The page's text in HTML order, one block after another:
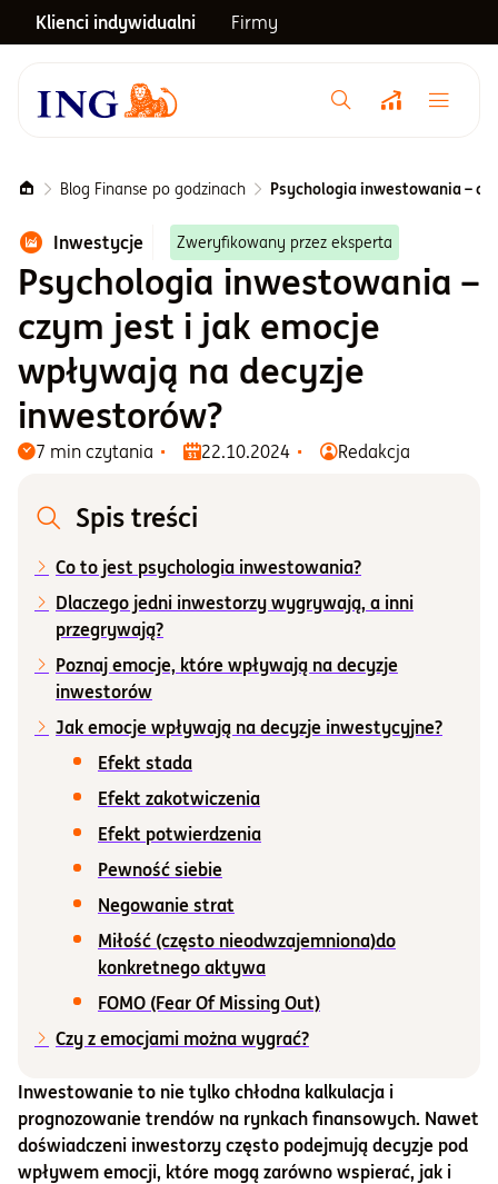
Klienci indywidualni Firmy
Menu główne
Notowania
Emerytura
Inwestycje
Blog
O nas
Blog Finanse po godzinach Psychologia inwestowania –
Inwestycje Zweryfikowany przez eksperta
Psychologia inwestowania –
czym jest i jak emocje
wpływają na decyzje
inwestorów?
7 min czytania 22.10.2024 Redakcja
Inwestowanie to nie tylko chłodna kalkulacja i
prognozowanie trendów na rynkach finansowych. Nawet
doświadczeni inwestorzy często podejmują decyzje pod
wpływem emocji, które mogą zarówno wspierać, jak i
Spis treści
Co to jest psychologia inwestowania?
Dlaczego jedni inwestorzy wygrywają, a inni
przegrywają?
Poznaj emocje, które wpływają na decyzje
inwestorów
Jak emocje wpływają na decyzje inwestycyjne?
Efekt stada
Efekt zakotwiczenia
Efekt potwierdzenia
Pewność siebie
Negowanie strat
Miłość (często nieodwzajemniona)do
konkretnego aktywa
FOMO (Fear Of Missing Out)
Czy z emocjami można wygrać?